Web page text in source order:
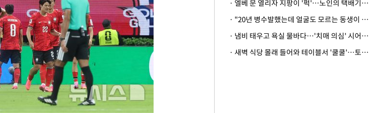
· 엘베 문 열리자 지팡이 '퍽'…노인의 택배기사 폭행 이유
· "20년 병수발했는데 얼굴도 모르는 동생이 유산 절반을"…배다른 형제 상속권 있을까
· 냄비 태우고 욕실 물바다…'치매 의심' 시어머니 검사 권유했다가 '날벼락'
· 새벽 식당 몰래 들어와 테이블서 '쿨쿨'…토사물 남기고 사라진 남성